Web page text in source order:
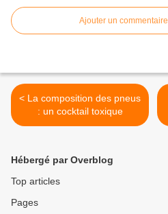
Ajouter un commentaire
< La composition des pneus
: un cocktail toxique
Hébergé par Overblog
Top articles
Pages